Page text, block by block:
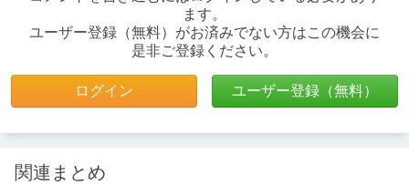
ます。
ユーザー登録（無料）がお済みでない方はこの機会に
是非ご登録ください。
ログイン ユーザー登録（無料）
関連まとめ